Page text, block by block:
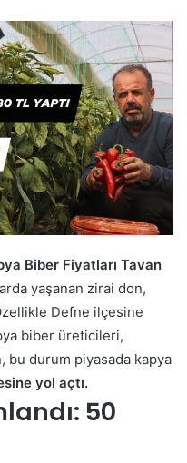
Biber Fiyatları Tavan
yaşanan zirai don,
Defne ilçesine
biber üreticileri,
bu durum piyasada kapya
yol açtı.
50